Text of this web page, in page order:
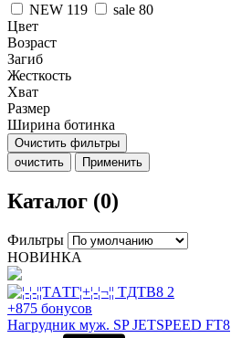
NEW 119 sale 80
Цвет
Возраст
Загиб
Жесткость
Хват
Размер
Ширина ботинка
Очистить фильтры
очистить
Применить
Каталог (0)
Фильтры
НОВИНКА
+875 бонусов
Нагрудник муж. SP JETSPEED FT8